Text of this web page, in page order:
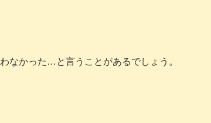
なかった…と言うことがあるでしょう。